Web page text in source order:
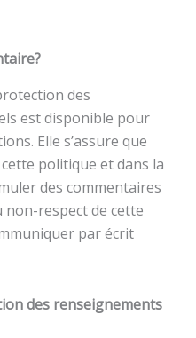
des
est disponible pour
Elle s’assure que
politique et dans la
des commentaires
respect de cette
par écrit
des renseignements